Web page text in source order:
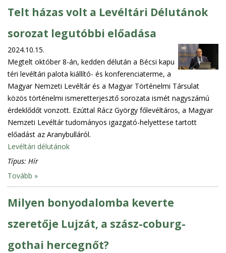
Telt házas volt a Levéltári Délutánok
sorozat legutóbbi előadása
2024.10.15.
Megtelt október 8-án, kedden délután a Bécsi kapu
téri levéltári palota kiállító- és konferenciaterme, a
Magyar Nemzeti Levéltár és a Magyar Történelmi Társulat
közös történelmi ismeretterjesztő sorozata ismét nagyszámú
érdeklődőt vonzott. Ezúttal Rácz György főlevéltáros, a Magyar
Nemzeti Levéltár tudományos igazgató-helyettese tartott
előadást az Aranybulláról.
Levéltári délutánok
Típus: Hír
Tovább »
Milyen bonyodalomba keverte
szeretője Lujzát, a szász-coburg-
gothai hercegnőt?